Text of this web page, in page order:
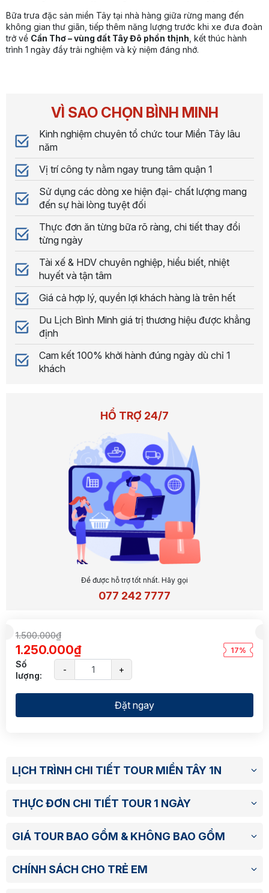
Bữa trưa đặc sản miền Tây tại nhà hàng giữa rừng mang đến
không gian thư giãn, tiếp thêm năng lượng trước khi xe đưa đoàn
trở về Cần Thơ – vùng đất Tây Đô phồn thịnh , kết thúc hành
trình 1 ngày đầy trải nghiệm và kỷ niệm đáng nhớ.
VÌ SAO CHỌN BÌNH MINH
Kinh nghiệm chuyên tổ chức tour Miền Tây lâu
năm
Vị trí công ty nằm ngay trung tâm quận 1
Sử dụng các dòng xe hiện đại- chất lượng mang
đến sự hài lòng tuyệt đối
Thực đơn ăn từng bữa rõ ràng, chi tiết thay đổi
từng ngày
Tài xế & HDV chuyên nghiệp, hiểu biết, nhiệt
huyết và tận tâm
Giá cả hợp lý, quyền lợi khách hàng là trên hết
Du Lịch Bình Minh giá trị thương hiệu được khẳng
định
Cam kết 100% khởi hành đúng ngày dù chỉ 1
khách
HỔ TRỢ 24/7
Để được hỗ trợ tốt nhất. Hãy gọi
077 242 7777
1.500.000₫
1.250.000₫ 17%
Số
lượng:
- +
Đặt ngay
LỊCH TRÌNH CHI TIẾT TOUR MIỀN TÂY 1N
THỰC ĐƠN CHI TIẾT TOUR 1 NGÀY
GIÁ TOUR BAO GỒM & KHÔNG BAO GỒM
CHÍNH SÁCH CHO TRẺ EM